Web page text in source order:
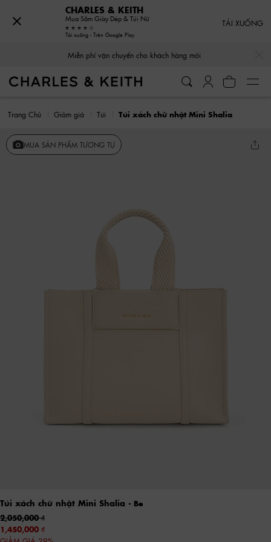
Miễn phí vận chuyển cho khách hàng mới
Trang Chủ Giảm giá Túi Túi xách chữ nhật Mini Shalia
MUA SẢN PHẨM TƯƠNG TỰ
Túi xách chữ nhật Mini Shalia - Be
2,050,000
1,450,000
CHARLES & KEITH
Mua Sắm Giày Dép & Túi Nữ
Tải xuống - Trên Google Play
TẢI XUỐNG